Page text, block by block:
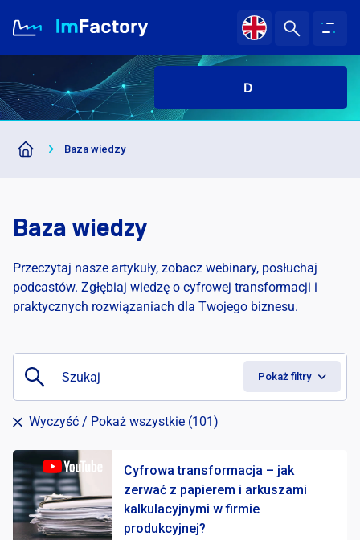
O nas
Branże i Rozwiązania
Baza wiedzy
Kariera
Dar
Baza wiedzy
Baza wiedzy
Przeczytaj nasze artykuły, zobacz webinary, posłuchaj
podcastów. Zgłębiaj wiedzę o cyfrowej transformacji i
praktycznych rozwiązaniach dla Twojego biznesu.
Pokaż filtry
Wyczyść / Pokaż wszystkie (101)
Cyfrowa transformacja – jak
zerwać z papierem i arkuszami
kalkulacyjnymi w firmie
produkcyjnej?